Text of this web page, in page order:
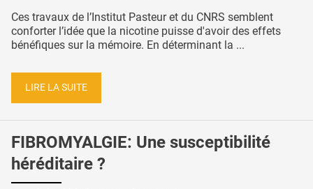
Ces travaux de l’Institut Pasteur et du CNRS semblent
conforter l’idée que la nicotine puisse d'avoir des effets
bénéfiques sur la mémoire. En déterminant la ...
LIRE LA SUITE
FIBROMYALGIE: Une susceptibilité
héréditaire ?